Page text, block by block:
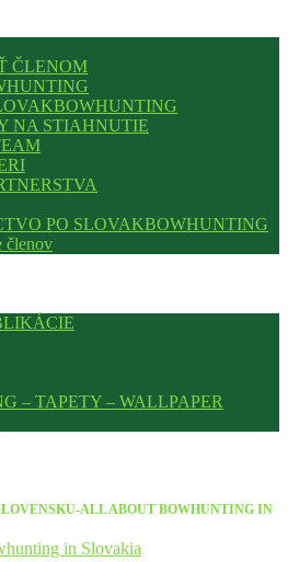
ČLENOM
NA STIAHNUTIE
PO SLOVAKBOWHUNTING
členov
– TAPETY – WALLPAPER
ALL ABOUT BOWHUNTING IN